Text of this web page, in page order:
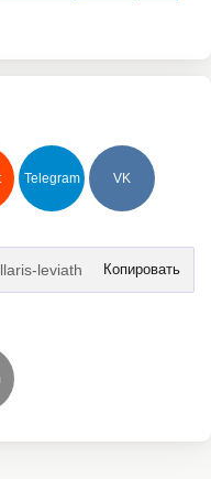
Telegram VK
Копировать